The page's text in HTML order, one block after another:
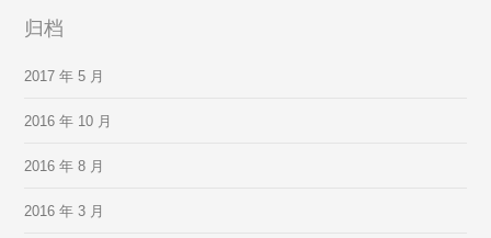
归档
2017 年 5 月
2016 年 10 月
2016 年 8 月
2016 年 3 月